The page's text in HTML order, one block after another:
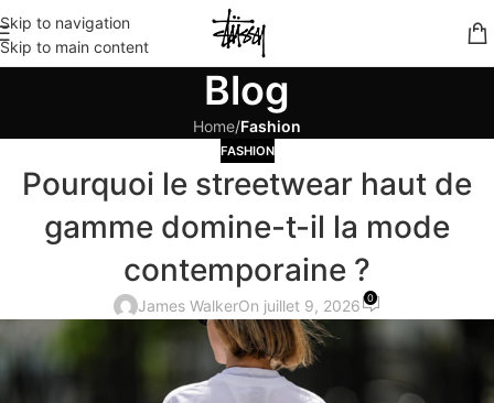
Skip to navigation
Skip to main content
Blog
Home/Fashion
FASHION
Pourquoi le streetwear haut de
gamme domine-t-il la mode
contemporaine ?
James WalkerOn juillet 9, 2026 0